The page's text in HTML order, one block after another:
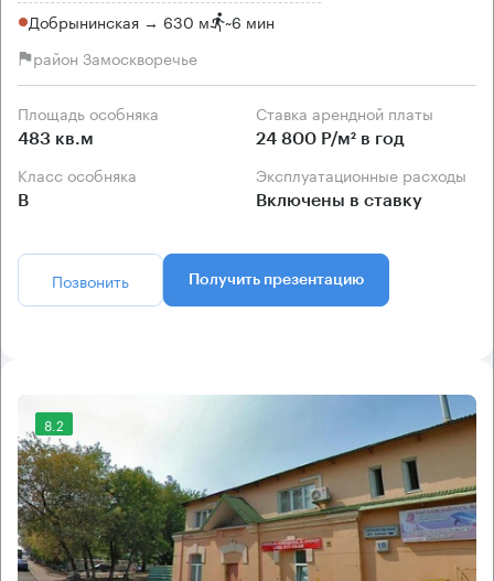
Добрынинская → 630 м ~6 мин
район Замоскворечье
Площадь особняка
483 кв.м
Ставка арендной платы
24 800 Р/м² в год
Класс особняка
B
Эксплуатационные расходы
Включены в ставку
Позвонить Получить презентацию
8.2